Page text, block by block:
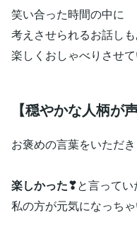
笑い合った時間の中に
考えさせられるお話しも
楽しくおしゃべりさせ
【穏やかな人柄が
お褒めの言葉をいただ
楽しかった❣と言ってい
私の方が元気になっち